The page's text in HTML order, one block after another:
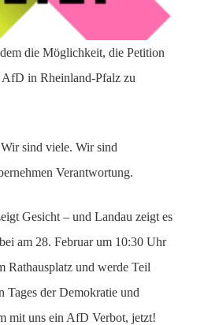
die Möglichkeit, die Petition
in Rheinland-Pfalz zu
sind viele. Wir sind
Verantwortung.
Gesicht – und Landau zeigt es
am 28. Februar um 10:30 Uhr
Rathausplatz und werde Teil
Tages der Demokratie und
mit uns ein AfD Verbot, jetzt!